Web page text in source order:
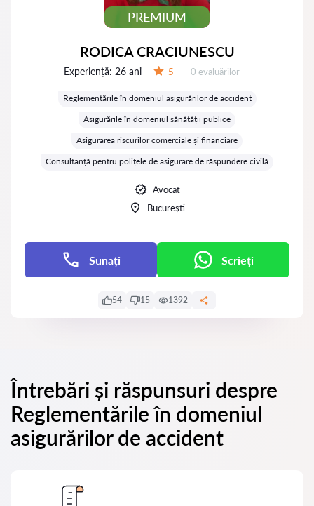
PREMIUM
RODICA CRACIUNESCU
Experiență: 26 ani 5 Evaluărilor:
0 evaluărilor
Reglementările în domeniul asigurărilor de accident
Asigurările în domeniul sănătății publice
Asigurarea riscurilor comerciale și financiare
Consultanță pentru polițele de asigurare de răspundere civilă
Avocat
București
Sunați Scrieți
54 15 1392
Întrebări și răspunsuri despre
Reglementările în domeniul
asigurărilor de accident